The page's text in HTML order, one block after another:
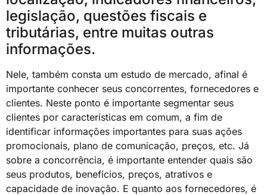
legislação, questões fiscais e
tributárias, entre muitas outras
informações.
Nele, também consta um estudo de mercado, afinal é
importante conhecer seus concorrentes, fornecedores e
clientes. Neste ponto é importante segmentar seus
clientes por características em comum, a fim de
identificar informações importantes para suas ações
promocionais, plano de comunicação, preços, etc. Já
sobre a concorrência, é importante entender quais são
seus produtos, benefícios, preços, atrativos e
capacidade de inovação. E quanto aos fornecedores, é